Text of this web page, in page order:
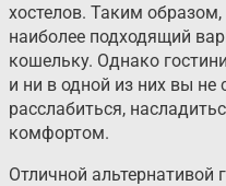
хостелов. Таким
наиболее подходящий
кошельку. Однако
и ни в одной из них вы
расслабиться,
комфортом.
Отличной альтернативой